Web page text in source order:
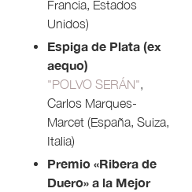
Francia, Estados
Unidos)
Espiga de Plata (ex
aequo)
"POLVO SERÁN",
Carlos Marques-
Marcet (España, Suiza,
Italia)
Premio «Ribera de
Duero» a la Mejor